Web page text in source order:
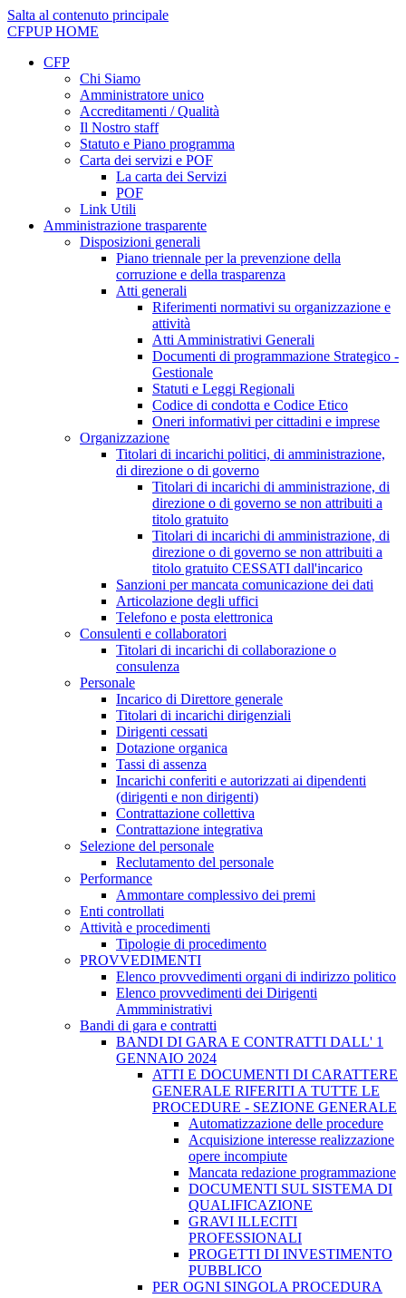
Salta al contenuto principale
CFPUPHOME
CFP
Chi Siamo
Amministratore unico
Accreditamenti / Qualità
Il Nostro staff
Statuto e Piano programma
Carta dei servizi e POF
La carta dei Servizi
POF
Link Utili
Amministrazione trasparente
Disposizioni generali
Piano triennale per la prevenzione della
corruzione e della trasparenza
Atti generali
Riferimenti normativi su organizzazione e
attività
Atti Amministrativi Generali
Documenti di programmazione Strategico -
Gestionale
Statuti e Leggi Regionali
Codice di condotta e Codice Etico
Oneri informativi per cittadini e imprese
Organizzazione
Titolari di incarichi politici, di amministrazione,
di direzione o di governo
Titolari di incarichi di amministrazione, di
direzione o di governo se non attribuiti a
titolo gratuito
Titolari di incarichi di amministrazione, di
direzione o di governo se non attribuiti a
titolo gratuito CESSATI dall'incarico
Sanzioni per mancata comunicazione dei dati
Articolazione degli uffici
Telefono e posta elettronica
Consulenti e collaboratori
Titolari di incarichi di collaborazione o
consulenza
Personale
Incarico di Direttore generale
Titolari di incarichi dirigenziali
Dirigenti cessati
Dotazione organica
Tassi di assenza
Incarichi conferiti e autorizzati ai dipendenti
(dirigenti e non dirigenti)
Contrattazione collettiva
Contrattazione integrativa
Selezione del personale
Reclutamento del personale
Performance
Ammontare complessivo dei premi
Enti controllati
Attività e procedimenti
Tipologie di procedimento
PROVVEDIMENTI
Elenco provvedimenti organi di indirizzo politico
Elenco provvedimenti dei Dirigenti
Ammministrativi
Bandi di gara e contratti
BANDI DI GARA E CONTRATTI DALL' 1
GENNAIO 2024
ATTI E DOCUMENTI DI CARATTERE
GENERALE RIFERITI A TUTTE LE
PROCEDURE - SEZIONE GENERALE
Automatizzazione delle procedure
Acquisizione interesse realizzazione
opere incompiute
Mancata redazione programmazione
DOCUMENTI SUL SISTEMA DI
QUALIFICAZIONE
GRAVI ILLECITI
PROFESSIONALI
PROGETTI DI INVESTIMENTO
PUBBLICO
PER OGNI SINGOLA PROCEDURA